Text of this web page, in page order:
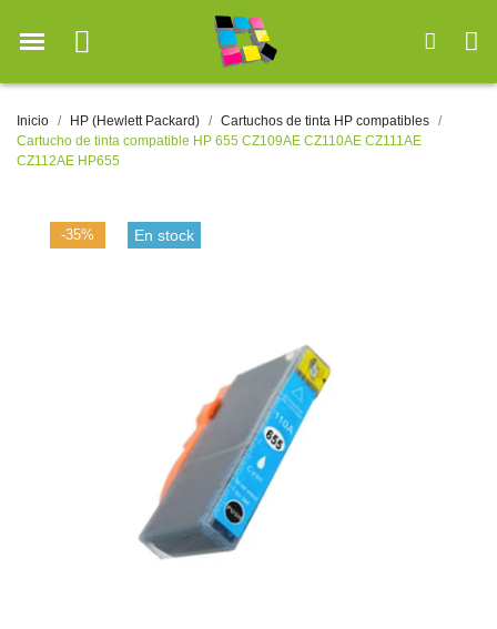
Inicio HP (Hewlett Packard)
Cartuchos de tinta HP compatibles
Cartucho de tinta compatible HP 655 CZ109AE CZ110AE CZ111AE
CZ112AE HP655
-35% En stock